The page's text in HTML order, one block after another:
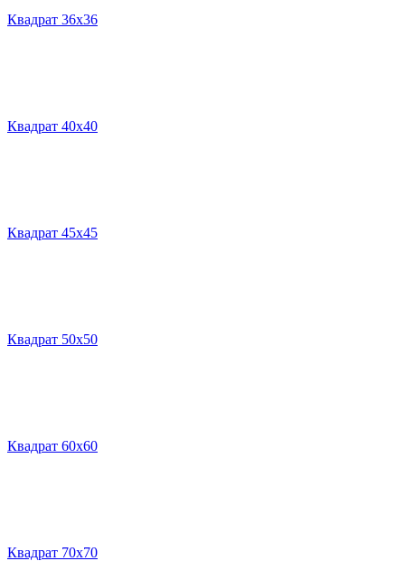
Квадрат 36х36
Квадрат 40х40
Квадрат 45х45
Квадрат 50х50
Квадрат 60х60
Квадрат 70х70